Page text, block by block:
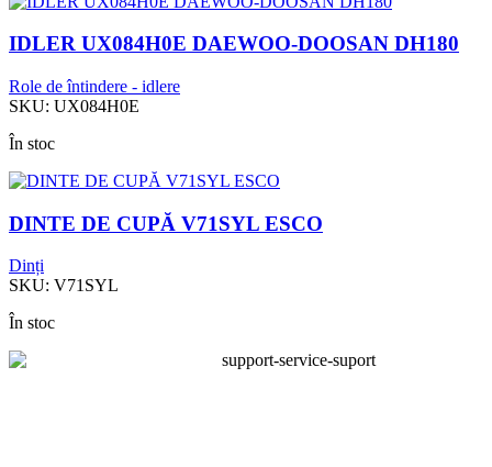
IDLER UX084H0E DAEWOO-DOOSAN DH180
Role de întindere - idlere
SKU: UX084H0E
În stoc
DINTE DE CUPĂ V71SYL ESCO
Dinți
SKU: V71SYL
În stoc